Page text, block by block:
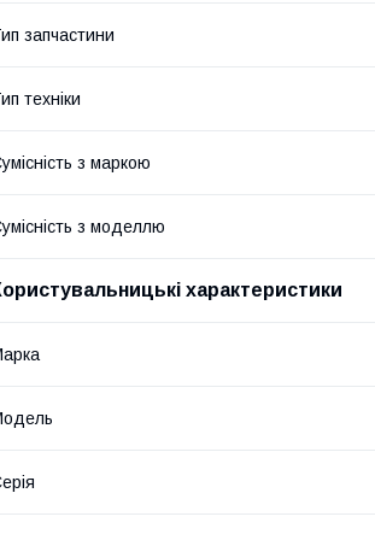
запчастини
техніки
з маркою
з моделлю
характеристики